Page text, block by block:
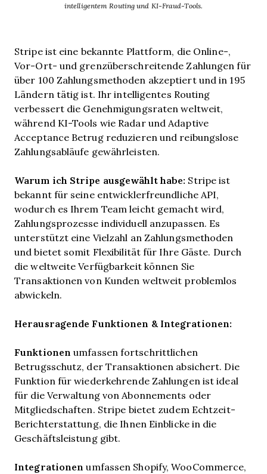
intelligentem Routing und KI-Fraud-Tools.
Stripe ist eine bekannte Plattform, die Online-,
Vor-Ort- und grenzüberschreitende Zahlungen für
über 100 Zahlungsmethoden akzeptiert und in 195
Ländern tätig ist. Ihr intelligentes Routing
verbessert die Genehmigungsraten weltweit,
während KI-Tools wie Radar und Adaptive
Acceptance Betrug reduzieren und reibungslose
Zahlungsabläufe gewährleisten.
Warum ich Stripe ausgewählt habe: Stripe ist
bekannt für seine entwicklerfreundliche API,
wodurch es Ihrem Team leicht gemacht wird,
Zahlungsprozesse individuell anzupassen. Es
unterstützt eine Vielzahl an Zahlungsmethoden
und bietet somit Flexibilität für Ihre Gäste. Durch
die weltweite Verfügbarkeit können Sie
Transaktionen von Kunden weltweit problemlos
abwickeln.
Herausragende Funktionen & Integrationen:
Funktionen umfassen fortschrittlichen
Betrugsschutz, der Transaktionen absichert. Die
Funktion für wiederkehrende Zahlungen ist ideal
für die Verwaltung von Abonnements oder
Mitgliedschaften. Stripe bietet zudem Echtzeit-
Berichterstattung, die Ihnen Einblicke in die
Geschäftsleistung gibt.
Integrationen umfassen Shopify, WooCommerce,